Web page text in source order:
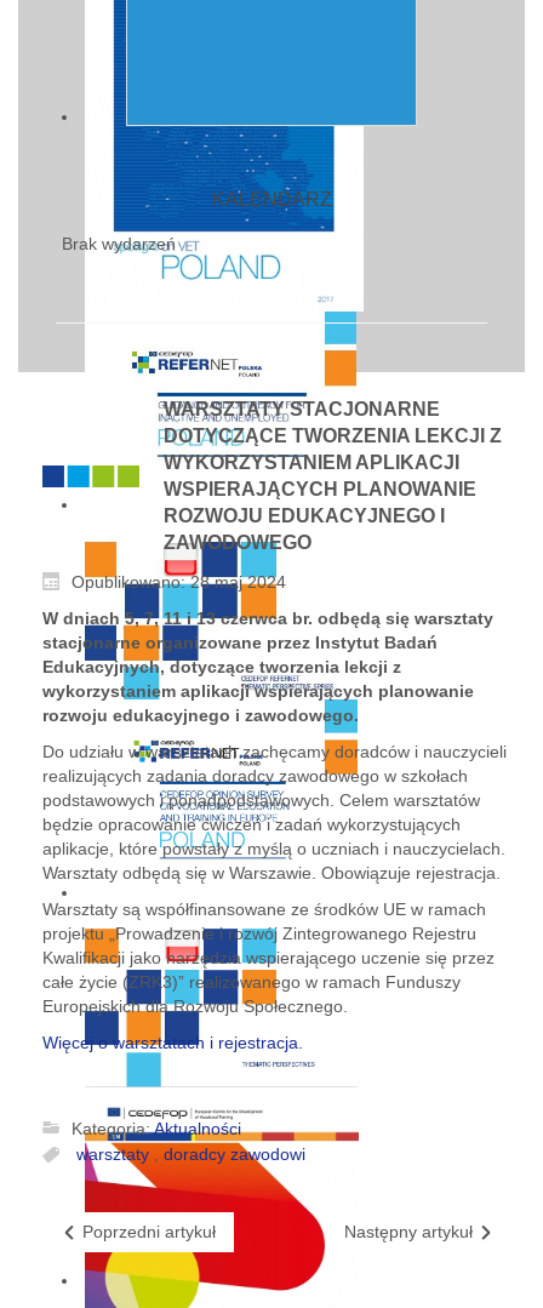
KALENDARZ
Brak wydarzeń
WARSZTATY STACJONARNE
DOTYCZĄCE TWORZENIA LEKCJI Z
WYKORZYSTANIEM APLIKACJI
WSPIERAJĄCYCH PLANOWANIE
ROZWOJU EDUKACYJNEGO I
ZAWODOWEGO
Opublikowano: 28 maj 2024
W dniach 5, 7, 11 i 13 czerwca br. odbędą się warsztaty
stacjonarne organizowane przez Instytut Badań
Edukacyjnych, dotyczące tworzenia lekcji z
wykorzystaniem aplikacji wspierających planowanie
rozwoju edukacyjnego i zawodowego.
Do udziału w warsztatach zachęcamy doradców i nauczycieli
realizujących zadania doradcy zawodowego w szkołach
podstawowych i ponadpodstawowych. Celem warsztatów
będzie opracowanie ćwiczeń i zadań wykorzystujących
aplikacje, które powstały z myślą o uczniach i nauczycielach.
Warsztaty odbędą się w Warszawie. Obowiązuje rejestracja.
Warsztaty są współfinansowane ze środków UE w ramach
projektu „Prowadzenie i rozwój Zintegrowanego Rejestru
Kwalifikacji jako narzędzia wspierającego uczenie się przez
całe życie (ZRK3)” realizowanego w ramach Funduszy
Europejskich dla Rozwoju Społecznego.
Więcej o warsztatach i rejestracja.
Kategoria:Aktualności
warsztaty , doradcy zawodowi
Poprzedni artykuł Następny artykuł